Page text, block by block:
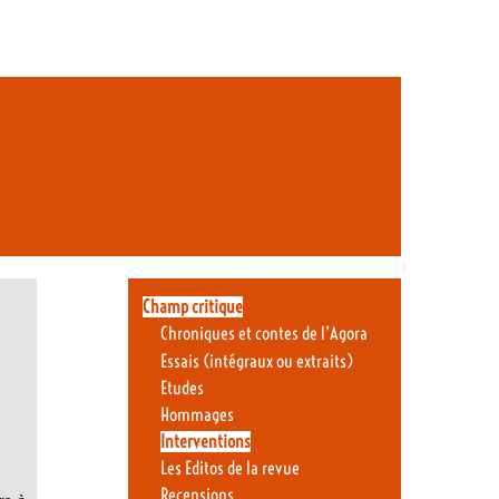
Champ critique
Chroniques et contes de l’Agora
Essais (intégraux ou extraits)
Etudes
Hommages
Interventions
Les Editos de la revue